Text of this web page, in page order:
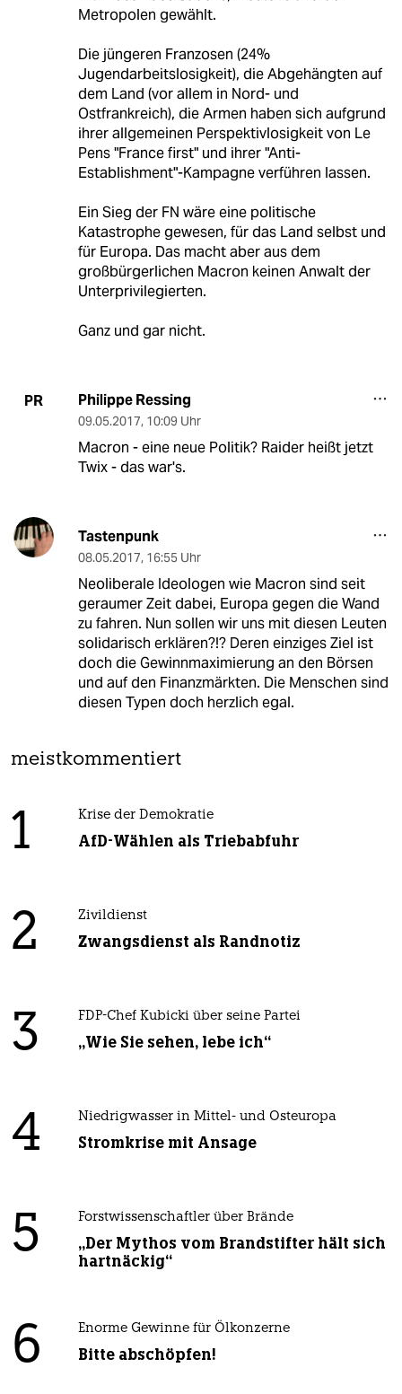
Metropolen gewählt.
Die jüngeren Franzosen (24%
Jugendarbeitslosigkeit), die Abgehängten auf
dem Land (vor allem in Nord- und
Ostfrankreich), die Armen haben sich aufgrund
ihrer allgemeinen Perspektivlosigkeit von Le
Pens "France first" und ihrer "Anti-
Establishment"-Kampagne verführen lassen.
Ein Sieg der FN wäre eine politische
Katastrophe gewesen, für das Land selbst und
für Europa. Das macht aber aus dem
großbürgerlichen Macron keinen Anwalt der
Unterprivilegierten.
Ganz und gar nicht.
PR Philippe Ressing
09.05.2017, 10:09 Uhr
Macron - eine neue Politik? Raider heißt jetzt
Twix - das war's.
Tastenpunk
08.05.2017, 16:55 Uhr
Neoliberale Ideologen wie Macron sind seit
geraumer Zeit dabei, Europa gegen die Wand
zu fahren. Nun sollen wir uns mit diesen Leuten
solidarisch erklären?!? Deren einziges Ziel ist
doch die Gewinnmaximierung an den Börsen
und auf den Finanzmärkten. Die Menschen sind
diesen Typen doch herzlich egal.
meistkommentiert
1 Krise der Demokratie
AfD-Wählen als Triebabfuhr
2 Zivildienst
Zwangsdienst als Randnotiz
3 FDP-Chef Kubicki über seine Partei
„Wie Sie sehen, lebe ich“
4 Niedrigwasser in Mittel- und Osteuropa
Stromkrise mit Ansage
5 Forstwissenschaftler über Brände
„Der Mythos vom Brandstifter hält sich
hartnäckig“
6 Enorme Gewinne für Ölkonzerne
Bitte abschöpfen!